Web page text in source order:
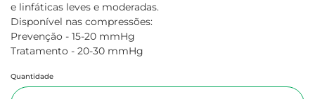
e linfáticas leves e moderadas.
Disponível nas compressões:
Prevenção - 15-20 mmHg
Tratamento - 20-30 mmHg
Quantidade